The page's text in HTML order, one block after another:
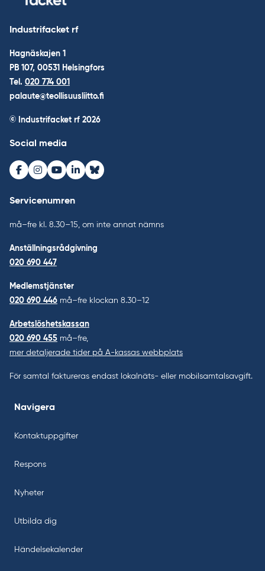
Industrifacket rf
Hagnäskajen 1
PB 107, 00531 Helsingfors
Tel. 020 774 001
palaute@teollisuusliitto.fi
© Industrifacket rf 2026
Social media
Facebook
Instagram
Youtube
LinkedInBluesky
Servicenumren
må–fre kl. 8.30–15, om inte annat nämns
Anställningsrådgivning
020 690 447
Medlemstjänster
020 690 446 må–fre klockan 8.30–12
Arbetslöshetskassan
020 690 455 må–fre,
mer detaljerade tider på A-kassas webbplats
För samtal faktureras endast lokalnäts- eller mobilsamtalsavgift.
Navigera
Kontaktuppgifter
Respons
Nyheter
Utbilda dig
Händelsekalender